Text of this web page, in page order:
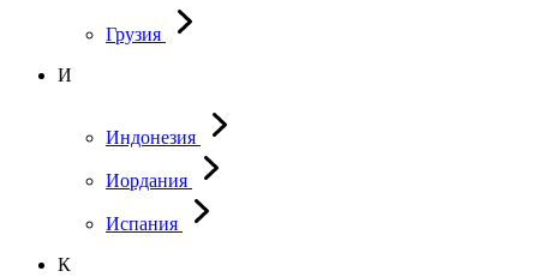
Грузия
И
Индонезия
Иордания
Испания
К